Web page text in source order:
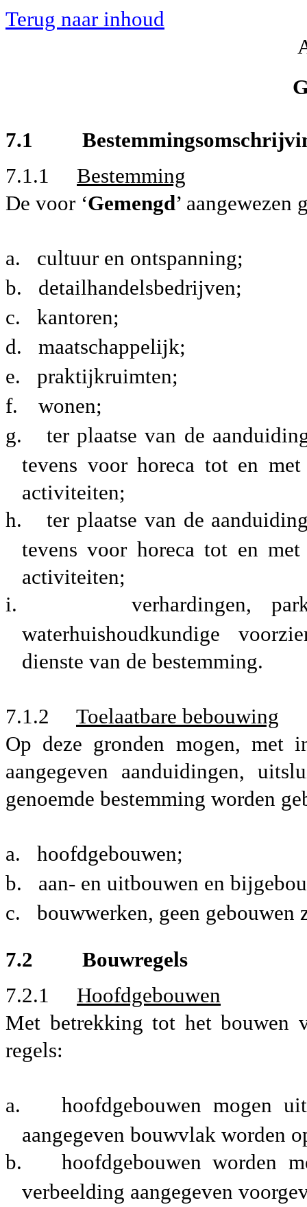
Terug naar inhoud
7.1
7.1.1 Bestemming
De voor ‘Gemengd’
a.
cultuur en ontspanning;
b.
detailhandelsbedrijven;
c.
kantoren;
d.
maatschappelijk;
e.
praktijkruimten;
f.
wonen;
g.
ter plaatse van de
tevens voor horeca tot en
activiteiten;
h.
ter plaatse van de
tevens voor horeca tot en
activiteiten;
i.
verhardingen,
waterhuishoudkundige
dienste van de bestemming.
7.1.2 Toelaatbare bebouwing
Op deze gronden mogen, met
aangegeven aanduidingen,
genoemde bestemming worden
a.
hoofdgebouwen;
b.
aan- en uitbouwen en
c.
bouwwerken, geen gebouwen
7.2 Bouwregels
7.2.1 Hoofdgebouwen
Met betrekking tot het bouwen
regels:
a.
hoofdgebouwen mogen
aangegeven bouwvlak worden
b.
hoofdgebouwen worden
verbeelding aangegeven